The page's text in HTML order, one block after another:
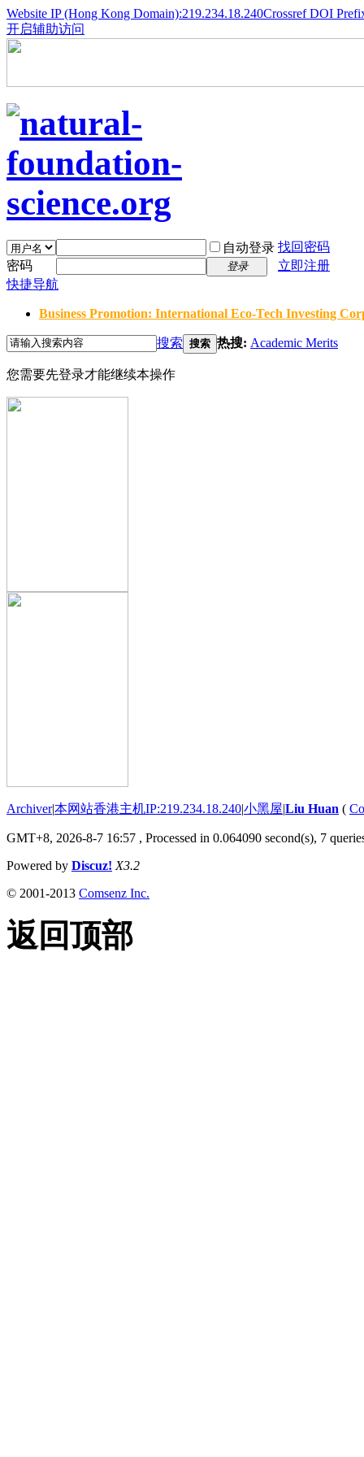
Website IP (Hong Kong Domain):219.234.18.240Crossref DOI
开启辅助访问
自动登录 找回密码
密码
登录
立即注册
快捷导航
Business Promotion: International Eco-Tech Investing
搜索 搜索 热搜: Academic Merits
您需要先登录才能继续本操作
Archiver|本网站香港主机IP:219.234.18.240|小黑屋|Liu Huan (
GMT+8, 2026-8-7 16:57 , Processed in 0.064090 second(s), 7
Powered by Discuz! X3.2
© 2001-2013 Comsenz Inc.
返回顶部